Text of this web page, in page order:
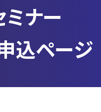
ナー
込ページ